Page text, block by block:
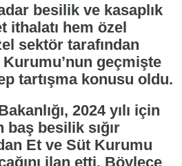
besilik ve kasaplık
ithalatı hem özel
sektör tarafından
Kurumu’nun geçmişte
tartışma konusu oldu.
2024 yılı için
baş besilik sığır
Et ve Süt Kurumu
ilan etti. Böylece